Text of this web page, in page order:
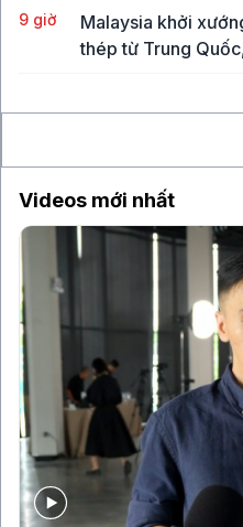
9 giờ
Malaysia khởi
thép từ Trung
Videos mới nhất